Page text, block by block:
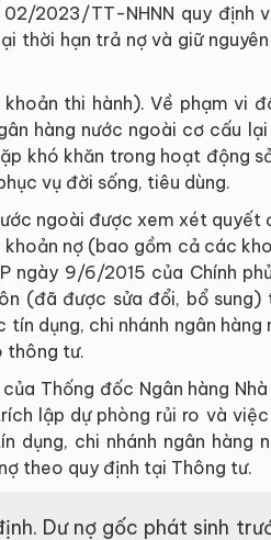
2023/TT-NHNN quy định
thời hạn trả nợ và giữ
thi hành). Về phạm vi
hàng nước ngoài cơ cấu
khó khăn trong hoạt động
vụ đời sống, tiêu dùng.
ngoài được xem xét quyết
nợ (bao gồm cả các
9/6/2015 của Chính
(đã được sửa đổi, bổ sung)
dụng, chi nhánh ngân
thông tư.
Thống đốc Ngân hàng
lập dự phòng rủi ro và việc
chi nhánh ngân hàng
theo quy định tại Thông tư.
Dư nợ gốc phát sinh